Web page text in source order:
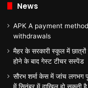
News
APK A payment
withdrawals
मैहर के सरकारी स्कूल में छात्रों
होने के बाद गेस्ट टीचर सस्पेंड
सौरभ शर्मा केस में जांच लगभग
में सितंबर में दाखिल हो सकती है